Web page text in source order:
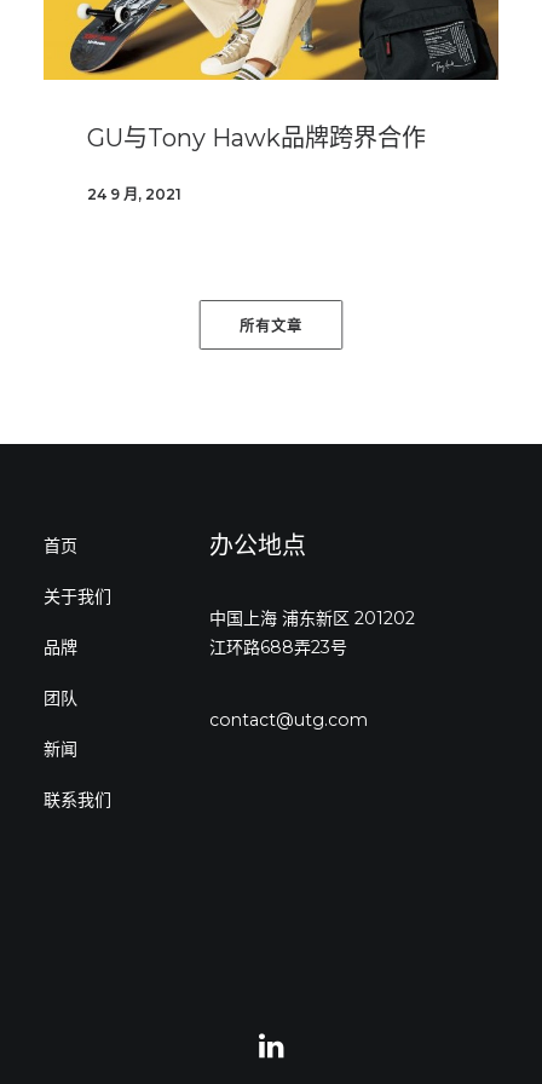
GU与Tony Hawk品牌跨界合作
24 9 月, 2021
所有文章
首页
关于我们
品牌
团队
新闻
联系我们
办公地点
中国上海 浦东新区 201202
江环路688弄23号
contact@utg.com